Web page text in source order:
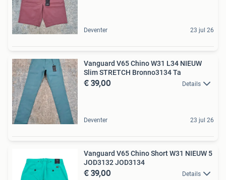
Deventer 23 jul 26
Vanguard V65 Chino W31 L34 NIEUW
Slim STRETCH Bronno3134 Ta
€ 39,00 Details
Deventer 23 jul 26
Vanguard V65 Chino Short W31 NIEUW 5
JOD3132 JOD3134
€ 39,00 Details